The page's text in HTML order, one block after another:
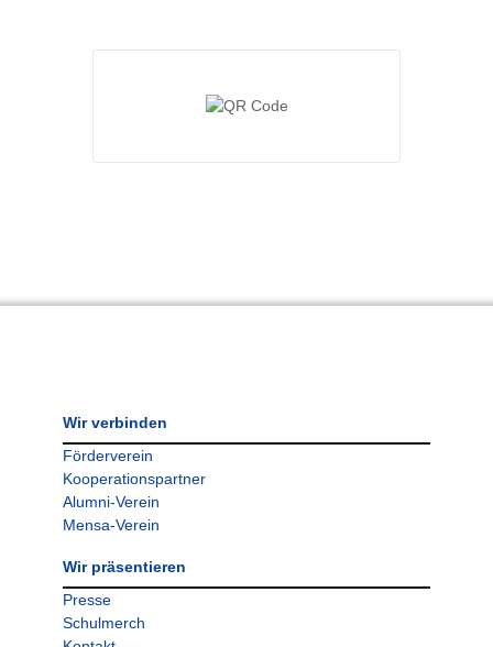
Wir verbinden
Förderverein
Kooperationspartner
Alumni-Verein
Mensa-Verein
Wir präsentieren
Presse
Schulmerch